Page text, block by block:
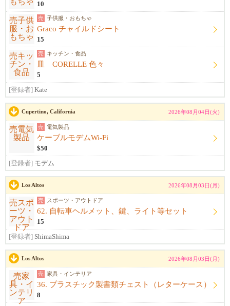
10
売 子供服・おもちゃ
Graco チャイルドシート
15
売 キッチン・食品
皿 CORELLE 色々
5
[登録者] Kate
Cupertino, California 2026年08月04日(火)
売 電気製品
ケーブルモデムWi-Fi
$50
[登録者] モデム
Los Altos 2026年08月03日(月)
売 スポーツ・アウトドア
62. 自転車ヘルメット、鍵、ライト等セット
15
[登録者] ShimaShima
Los Altos 2026年08月03日(月)
売 家具・インテリア
36. プラスチック製書類チェスト（レターケース）
8